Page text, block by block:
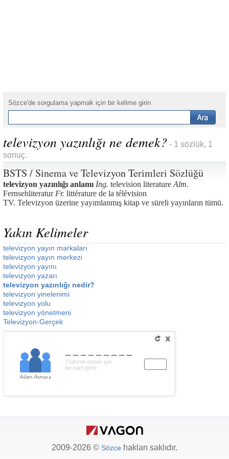
Sözce'de sorgulama yapmak için bir kelime girin
televizyon yazınlığı ne demek? - 1 sözlük, 1
sonuç.
BSTS / Sinema ve Televizyon Terimleri Sözlüğü
televizyon yazınlığı anlamı İng. television literature Alm.
Fernsehliteratur Fr. littérature de la télévision
TV. Televizyon üzerine yayımlanmış kitap ve süreli yayınların tümü.
Yakın Kelimeler
televizyon yayın markaları
televizyon yayın merkezi
televizyon yayını
televizyon yazarı
televizyon yazınlığı nedir?
televizyon yinelenimi
televizyon yolu
televizyon yönetmeni
Televizyon-Gerçek
(Tahmin etmek için
bir harf girin)
2009-2026 © Sözce hakları saklıdır.